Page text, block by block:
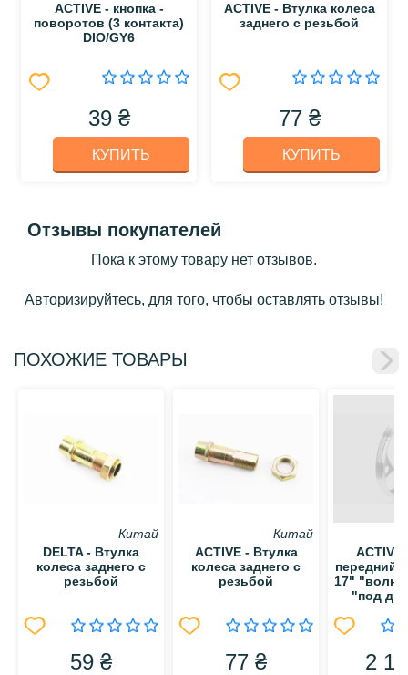
ACTIVE - кнопка -
поворотов (3 контакта)
DIO/GY6
39 ₴
КУПИТЬ
ACTIVE - Втулка колеса
заднего с резьбой
77 ₴
КУПИТЬ
Отзывы покупателей
Пока к этому товару нет отзывов.
Авторизируйтесь, для того, чтобы оставлять отзывы!
ПОХОЖИЕ ТОВАРЫ
Китай
DELTA - Втулка
колеса заднего с
резьбой
59 ₴
Китай
ACTIVE - Втулка
колеса заднего с
резьбой
77 ₴
ACTIVE
передний
17"
"под
2